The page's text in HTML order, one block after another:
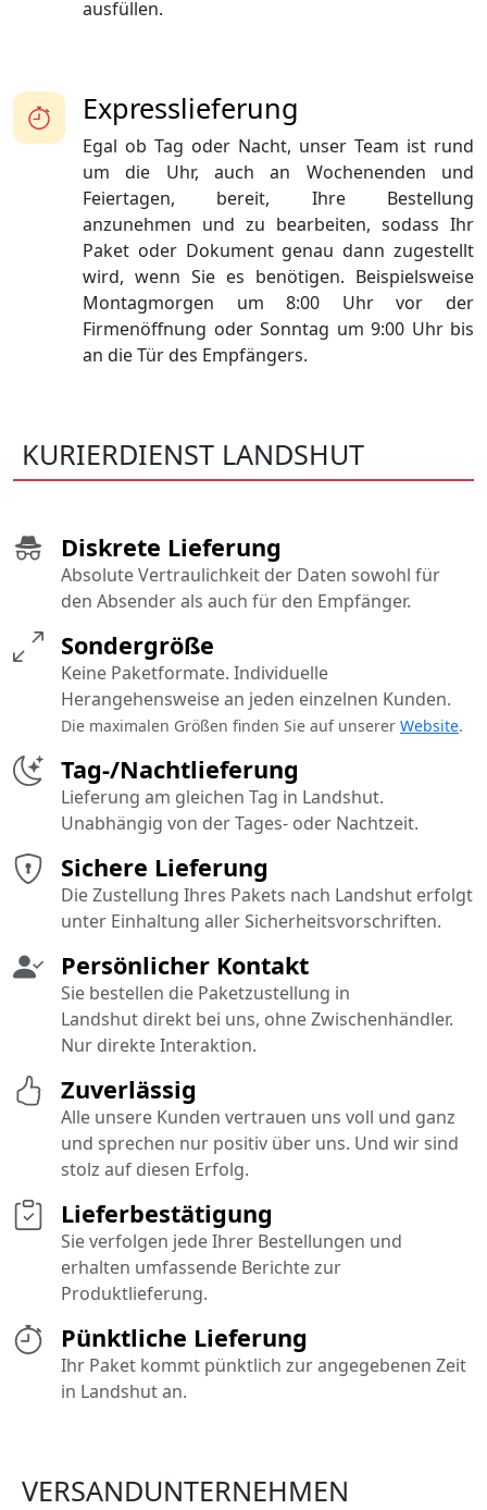
ausfüllen.
Expresslieferung
Egal ob Tag oder Nacht, unser Team ist rund
um die Uhr, auch an Wochenenden und
Feiertagen, bereit, Ihre Bestellung
anzunehmen und zu bearbeiten, sodass Ihr
Paket oder Dokument genau dann zugestellt
wird, wenn Sie es benötigen. Beispielsweise
Montagmorgen um 8:00 Uhr vor der
Firmenöffnung oder Sonntag um 9:00 Uhr bis
an die Tür des Empfängers.
KURIERDIENST LANDSHUT
Pünktliche Lieferung
Ihr Paket kommt pünktlich zur angegebenen Zeit
in Landshut an.
Sichere Lieferung
Die Zustellung Ihres Pakets nach Landshut erfolgt
unter Einhaltung aller Sicherheitsvorschriften.
Diskrete Lieferung
Absolute Vertraulichkeit der Daten sowohl für
den Absender als auch für den Empfänger.
Tag-/Nachtlieferung
Lieferung am gleichen Tag in Landshut.
Unabhängig von der Tages- oder Nachtzeit.
Persönlicher Kontakt
Sie bestellen die Paketzustellung in
Landshut direkt bei uns, ohne Zwischenhändler.
Nur direkte Interaktion.
Sondergröße
Keine Paketformate. Individuelle
Herangehensweise an jeden einzelnen Kunden.
Die maximalen Größen finden Sie auf unserer Website.
Lieferbestätigung
Sie verfolgen jede Ihrer Bestellungen und
erhalten umfassende Berichte zur
Produktlieferung.
Zuverlässig
Alle unsere Kunden vertrauen uns voll und ganz
und sprechen nur positiv über uns. Und wir sind
stolz auf diesen Erfolg.
VERSANDUNTERNEHMEN